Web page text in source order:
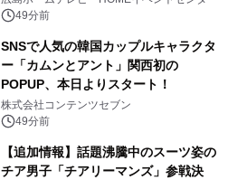
49分前
SNSで人気の韓国カップルキャラクタ
ー「カムンとアント」関西初の
POPUP、本日よりスタート！
株式会社コンテンツセブン
49分前
【追加情報】話題沸騰中のスーツ姿の
チア男子「チアリーマンズ」参戦決